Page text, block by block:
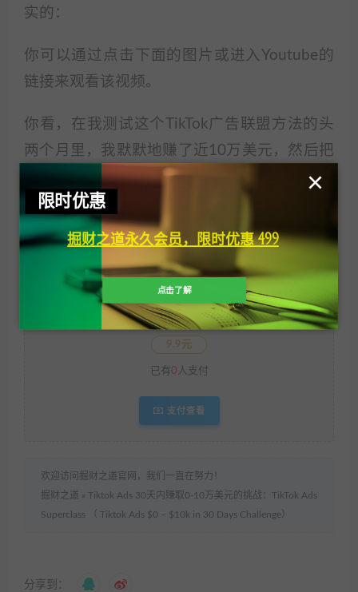
实的：
你可以通过点击下面的图片或进入Youtube的
链接来观看该视频。
你看，在我测试这个TikTok广告联盟方法的头
两个月里，我默默地赚了近10万美元，然后把
它提升到目前的55万美元以上，推广我上面提
到的2种联盟产品……
课程下载（VIP免费）：
VIP免费 永久VIP免费
当前隐藏内容需要支付
9.9元
已有 0 人支付
支付查看
欢迎访问掘财之道官网，我们一直在努力！
掘财之道 » Tiktok Ads 30天内赚取0-10万美元的挑战：TikTok Ads
Superclass （ Tiktok Ads $0 – $10k in 30 Days Challenge）
分享到：
限时优惠
掘财之道永久会员，限时优惠 499
点击了解
×